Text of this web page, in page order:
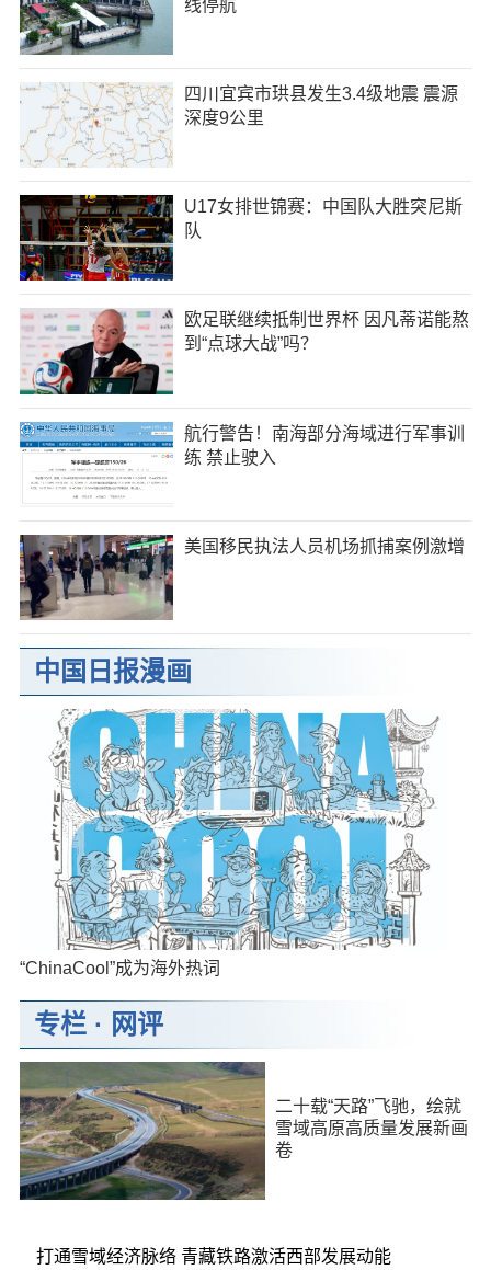
线停航
四川宜宾市珙县发生3.4级地震 震源
深度9公里
U17女排世锦赛：中国队大胜突尼斯
队
欧足联继续抵制世界杯 因凡蒂诺能熬
到“点球大战”吗？
航行警告！南海部分海域进行军事训
练 禁止驶入
美国移民执法人员机场抓捕案例激增
中国日报漫画
“ChinaCool”成为海外热词
专栏· 网评
二十载“天路”飞驰，绘就
雪域高原高质量发展新画
卷
打通雪域经济脉络 青藏铁路激活西部发展动能